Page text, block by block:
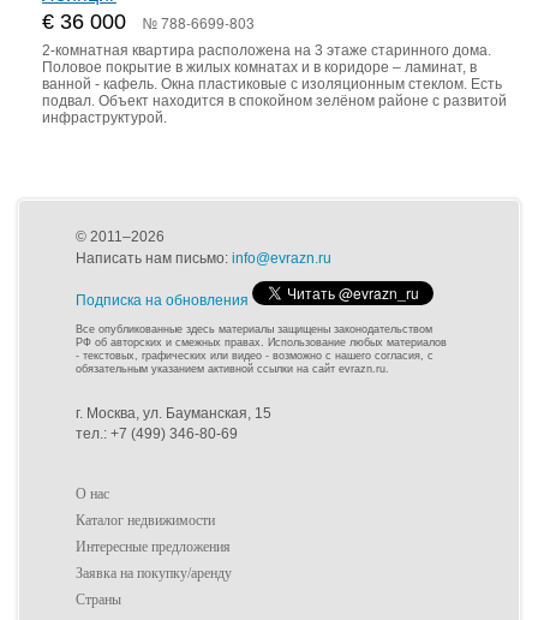
€ 36 000 № 788-6699-803
2-комнатная квартира расположена на 3 этаже старинного дома.
Половое покрытие в жилых комнатах и в коридоре – ламинат, в
ванной - кафель. Окна пластиковые с изоляционным стеклом. Есть
подвал. Объект находится в спокойном зелёном районе с развитой
инфраструктурой.
© 2011–2026
Написать нам письмо: info@evrazn.ru
Подписка на обновления
Все опубликованные здесь материалы защищены законодательством
РФ об авторских и смежных правах. Использование любых материалов
- текстовых, графических или видео - возможно с нашего согласия, с
обязательным указанием активной ссылки на сайт evrazn.ru.
г. Москва, ул. Бауманская, 15
тел.: +7 (499) 346-80-69
О нас
Каталог недвижимости
Интересные предложения
Заявка на покупку/аренду
Страны